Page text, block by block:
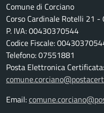
Comune di Corciano
Corso Cardinale Rotelli 21
P. IVA: 00430370544
Codice Fiscale:
Telefono: 07551881
Posta Elettronica Certificata:
Email: